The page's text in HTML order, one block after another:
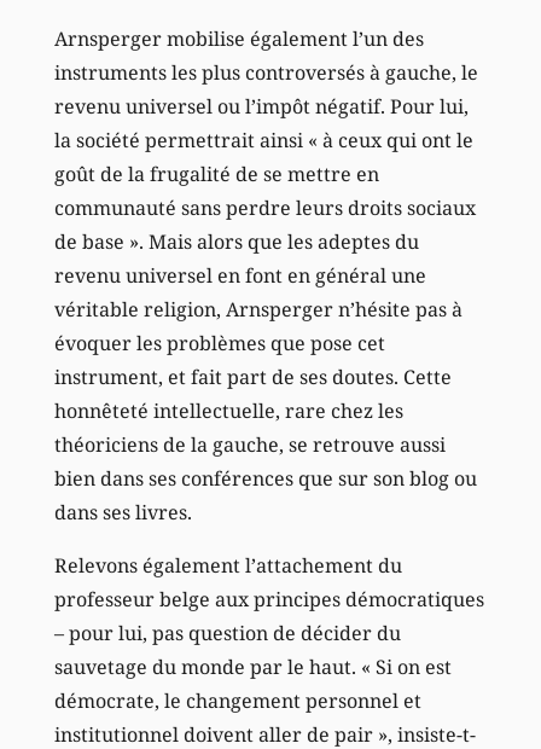
Arnsperger mobilise également l’un des
instruments les plus controversés à gauche, le
revenu universel ou l’impôt négatif. Pour lui,
la société permettrait ainsi « à ceux qui ont le
goût de la frugalité de se mettre en
communauté sans perdre leurs droits sociaux
de base ». Mais alors que les adeptes du
revenu universel en font en général une
véritable religion, Arnsperger n’hésite pas à
évoquer les problèmes que pose cet
instrument, et fait part de ses doutes. Cette
honnêteté intellectuelle, rare chez les
théoriciens de la gauche, se retrouve aussi
bien dans ses conférences que sur son blog ou
dans ses livres.
Relevons également l’attachement du
professeur belge aux principes démocratiques
– pour lui, pas question de décider du
sauvetage du monde par le haut. « Si on est
démocrate, le changement personnel et
institutionnel doivent aller de pair », insiste-t-